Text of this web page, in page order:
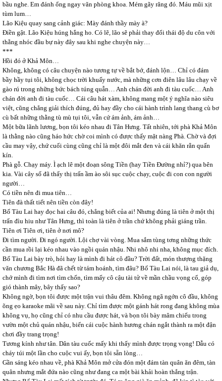
bầu nghe. Em đánh ổng ngay văn phòng khoa. Mém gãy răng đó. Máu mũi xịt
tùm lum…
Lão Kiệu quay sang cảnh giác: Mày đánh thầy mày à?
Điền gật. Lão Kiệu húng hắng ho. Có lẽ, lão sẽ phải thay đổi thái độ du côn với
thằng nhóc đầu bự này đây sau khi nghe chuyện này…
***
Hồi đó ở Khả Môn…
Không, không có câu chuyện nào tương tự về bắt bớ, đánh lộn… Chỉ có đám
bầy hầy tụi tôi, không chọc trời khuấy nước, mà những cơn điên lâu lâu chạy về
gào rú trong những bức bách túng quẫn… Anh chán đời anh đi tàu cuốc… Anh
chán đời anh đi tàu cuốc… Cái câu hát xàm, không mang một ý nghĩa nào siêu
việt, cũng chẳng giải thích đúng, đủ hay đầy cho cái hành trình lang thang cù bơ
cù bất những thằng tù mù tụi tôi, vẫn cứ ám ảnh, ám ảnh…
Một bữa lãnh lương, bọn tôi kéo nhau đi Tân Hưng. Tất nhiên, tới phà Khả Môn
là thằng nào cũng háo hức chờ coi mình có được thấy mặt nàng Phà. Chờ và đợi
cầu may vậy, chứ cuối cùng cũng chỉ là một đôi mắt đen và cái khăn rằn quấn
kín.
Phà gỗ. Chạy máy. Ì ạch lê một đoạn sông Tiền (hay Tiền Đường nhỉ?) qua bên
kia. Vài cây số đã thấy thị trấn ầm ào sôi sục cuộc chạy, cuộc đi con con người
người…
Có tiền nên đi mua tiên…
Tiên đà thất tiết nên tiền còn đây!
Bố Tàu Lai hay đọc hai câu đó, chẳng biết của ai! Nhưng đúng là tiên ở một thị
trấn đìu hiu như Tân Hưng, thì toàn là tiên ở trần chứ không phải giáng trần.
Tiên ơi Tiên ơi, tiên ở nơi mô?
Đi tìm người. Đi ngó người. Lội chợ vài vòng. Mua sắm tùng tơng những thức
cần mua rồi lại kéo nhau vào ngồi quán nhậu. Nhi nhô nhi nha, không mục đích.
Bố Tàu Lai bày trò, hỏi hay là mình đi hát cô đầu? Trời đất, món thượng thặng
văn chương Bắc Hà đã chết từ tám hoánh, tìm đâu? Bố Tàu Lai nói, là tau giả dụ,
chớ mình đi tìm nơi tìm chốn, tìm mấy cô cậu tài tử về mần chầu vọng cổ, góp
gió thành mây, bây thấy sao?
Không ngờ, bọn tôi được một trận vui thâu đêm. Không ngã ngớn cô đầu, không
õng ẹo karaoke mãi về sau này. Chỉ tìm được một gánh hát rong đang không mùa
không vụ, họ cũng chỉ có nhu cầu được hát, và bọn tôi bày mâm chiếu trong
vườn một chủ quán nhậu, biến cái cuộc hành hương chán ngắt thành ra một đận
chơi đầy trang trọng!
Tương kính như tân. Dân tàu cuốc mấy khi thấy mình được trọng vọng! Dẫu có
cháy túi một lần cho cuộc vui ấy, bọn tôi sẵn lòng…
Gần sáng kéo nhau về, phà Khả Môn mở cửa đón một đám tàn quân ăn đêm, tàn
quân nhưng mắt đứa nào cũng như đang ca một bài khải hoàn thắng trận.